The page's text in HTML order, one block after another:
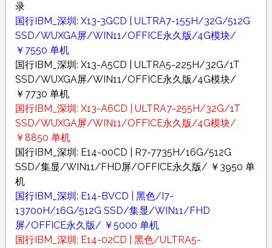
录
国行IBM_深圳: X13-3GCD | ULTRA7-155H/32G/512G
SSD/WUXGA屏/WIN11/OFFICE永久版/4G模块/
￥7550 单机
国行IBM_深圳: X13-A5CD | ULTRA5-225H/32G/1T
SSD/WUXGA屏/WIN11/OFFICE永久版/4G模块/
￥7730 单机
国行IBM_深圳: X13-A6CD | ULTRA7-255H/32G/1T
SSD/WUXGA屏/WIN11/OFFICE永久版/4G模块/
￥8850 单机
国行IBM_深圳: E14-00CD | R7-7735H/16G/512G
SSD/集显/WIN11/FHD屏/OFFICE永久版/ ￥3950 单
机
国行IBM_深圳: E14-BVCD | 黑色/I7-
13700H/16G/512G SSD/集显/WIN11/FHD
屏/OFFICE永久版/ ￥5000 单机
国行IBM_深圳: E14-02CD | 黑色/ULTRA5-